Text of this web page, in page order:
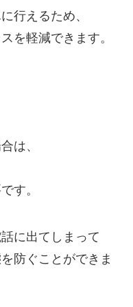
行えるため、
を軽減できます。
は、
す。
に出てしまって
防ぐことができま